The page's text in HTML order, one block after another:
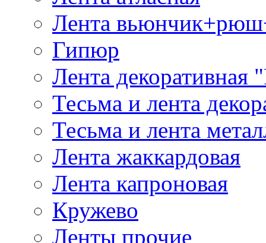
Лента
Гипюр
Лента декоративная
Тесьма и лента
Тесьма и лента
Лента жаккардовая
Лента капроновая
Кружево
Ленты прочие